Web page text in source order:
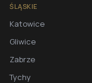
ŚLĄSKIE
Katowice
Gliwice
Zabrze
Tychy